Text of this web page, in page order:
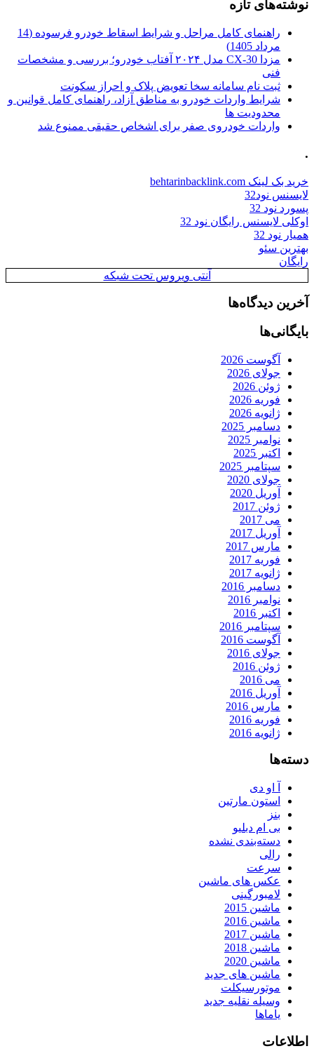
نوشته‌های تازه
راهنمای کامل مراحل و شرایط اسقاط خودرو فرسوده (14
مرداد 1405)
مزدا CX-30 مدل ۲۰۲۴ آفتاب خودرو؛ بررسی و مشخصات
فنی
ثبت نام سامانه سخا تعویض پلاک و احراز سکونت
شرایط واردات خودرو به مناطق آزاد، راهنمای کامل قوانین و
محدودیت ها
واردات خودروی صفر برای اشخاص حقیقی ممنوع شد
.
خرید بک لینک behtarinbacklink.com
لایسنس نود32
پسورد نود 32
اوکلی لایسنس رایگان نود 32
همیار نود 32
بهترین سئو
رایگان
آنتی ویروس تحت شبکه
آخرین دیدگاه‌ها
بایگانی‌ها
آگوست 2026
جولای 2026
ژوئن 2026
فوریه 2026
ژانویه 2026
دسامبر 2025
نوامبر 2025
اکتبر 2025
سپتامبر 2025
جولای 2020
آوریل 2020
ژوئن 2017
می 2017
آوریل 2017
مارس 2017
فوریه 2017
ژانویه 2017
دسامبر 2016
نوامبر 2016
اکتبر 2016
سپتامبر 2016
آگوست 2016
جولای 2016
ژوئن 2016
می 2016
آوریل 2016
مارس 2016
فوریه 2016
ژانویه 2016
دسته‌ها
آ او دی
استون مارتین
بنز
بی ام دبلیو
دسته‌بندی نشده
رالی
سرعت
عکس های ماشین
لامبورگینی
ماشین 2015
ماشین 2016
ماشین 2017
ماشین 2018
ماشین 2020
ماشین های جدید
موتورسیکلت
وسیله نقلیه جدید
یاماها
اطلاعات